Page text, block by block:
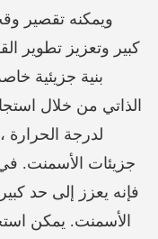
ويمكنه تقصير
كبير وتعزيز تطوير
الذاتي من خلال
لدرجة
جزيئات الأسمنت.
فإنه يعزز إلى حد
الأسمنت. يمكن